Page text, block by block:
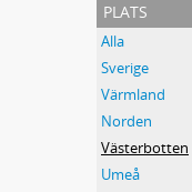
plats
Alla
Sverige
Värmland
Norden
Västerbotten
Umeå